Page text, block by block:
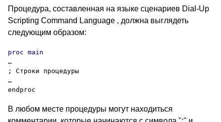
Процедура, составленная на языке сценариев Dial-Up
Scripting Command Language , должна выглядеть
следующим образом:
…
; Строки процедуры
…
В любом месте процедуры могут находиться